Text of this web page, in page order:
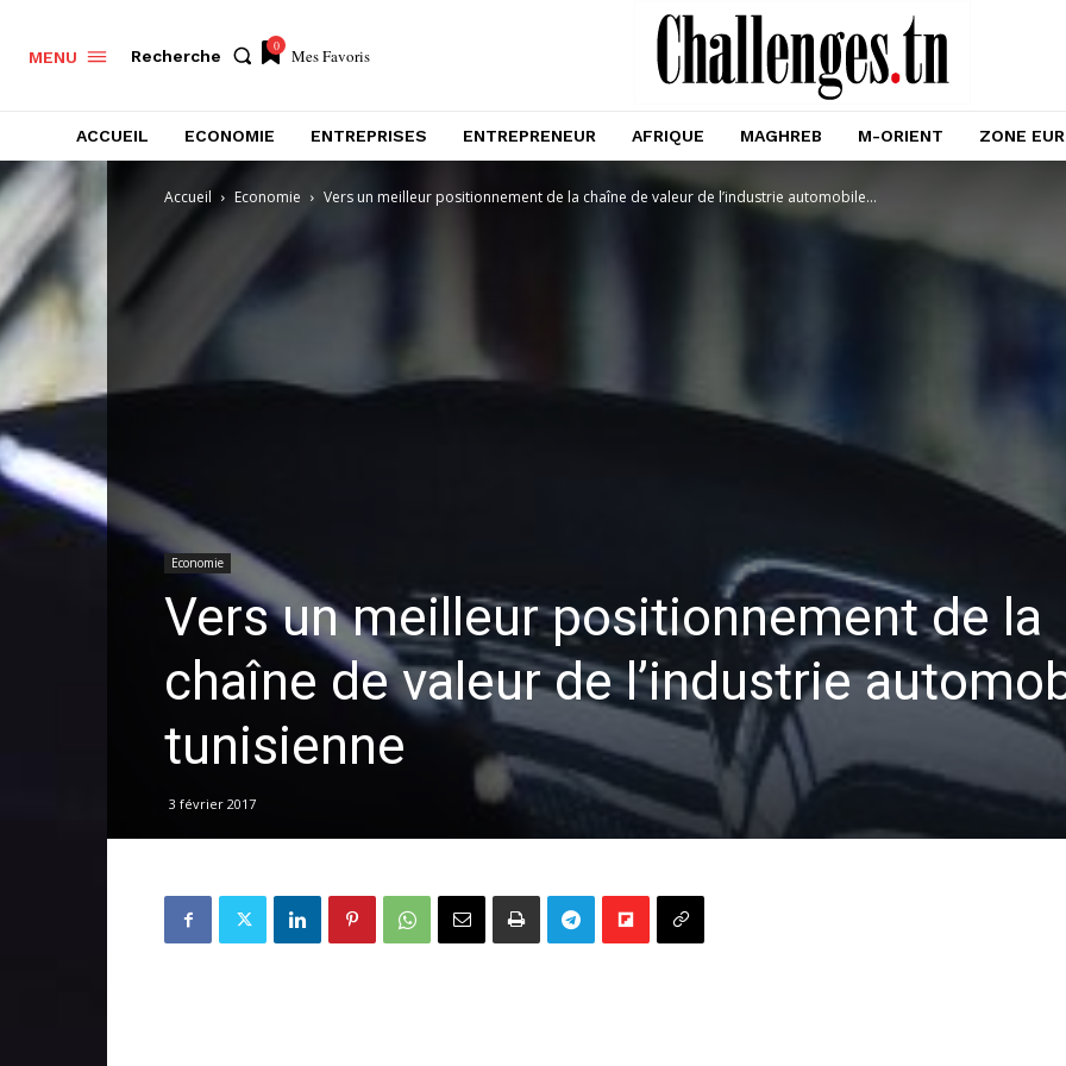
MENU Recherche
0 Mes Favoris
ACCUEIL ECONOMIE ENTREPRISES ENTREPRENEUR AFRIQUE MAGHREB M-ORIENT ZONE
Accueil Economie Vers un meilleur positionnement de la chaîne de valeur de l’industrie automobile...
Economie
Vers un meilleur positionnement de la
chaîne de valeur de l’industrie
tunisienne
3 février 2017